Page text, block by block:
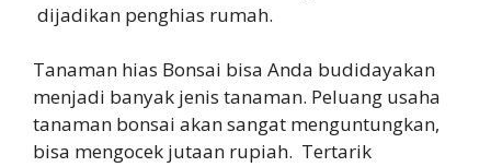
dijadikan penghias rumah.
Tanaman hias Bonsai bisa Anda budidayakan
menjadi banyak jenis tanaman. Peluang usaha
tanaman bonsai akan sangat menguntungkan,
bisa mengocek jutaan rupiah. Tertarik